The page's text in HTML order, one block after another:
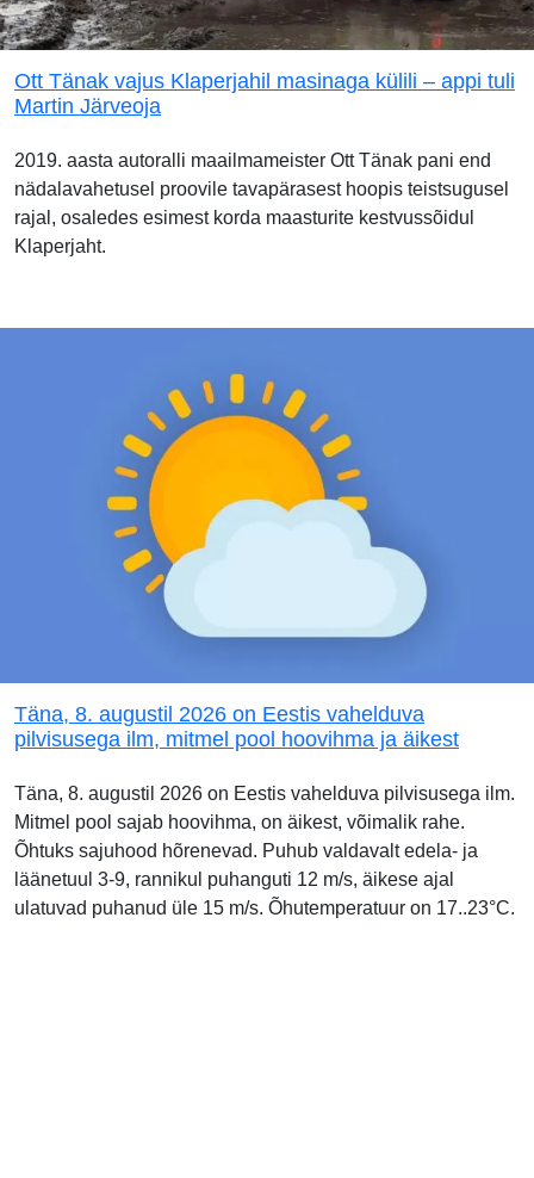
Ott Tänak vajus Klaperjahil masinaga külili – appi tuli
Martin Järveoja
2019. aasta autoralli maailmameister Ott Tänak pani end
nädalavahetusel proovile tavapärasest hoopis teistsugusel
rajal, osaledes esimest korda maasturite kestvussõidul
Klaperjaht.
Täna, 8. augustil 2026 on Eestis vahelduva
pilvisusega ilm, mitmel pool hoovihma ja äikest
Täna, 8. augustil 2026 on Eestis vahelduva pilvisusega ilm.
Mitmel pool sajab hoovihma, on äikest, võimalik rahe.
Õhtuks sajuhood hõrenevad. Puhub valdavalt edela- ja
läänetuul 3-9, rannikul puhanguti 12 m/s, äikese ajal
ulatuvad puhanud üle 15 m/s. Õhutemperatuur on 17..23°C.